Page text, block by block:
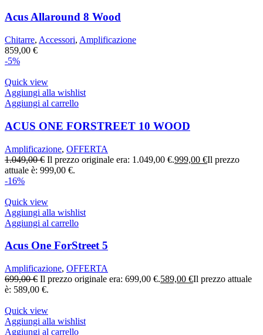
Acus Allaround 8 Wood
Chitarre, Accessori, Amplificazione
859,00 €
-5%
Quick view
Aggiungi alla wishlist
Aggiungi al carrello
ACUS ONE FORSTREET 10 WOOD
Amplificazione, OFFERTA
1.049,00€ Il prezzo originale era: 1.049,00 €.999,00 €Il prezzo
attuale è: 999,00 €.
-16%
Quick view
Aggiungi alla wishlist
Aggiungi al carrello
Acus One ForStreet 5
Amplificazione, OFFERTA
699,00€ Il prezzo originale era: 699,00 €.589,00 €Il prezzo attuale
è: 589,00 €.
Quick view
Aggiungi alla wishlist
Aggiungi al carrello